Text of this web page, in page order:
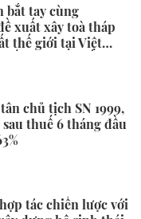
bắt tay cùng
xuất xây toà tháp
thế giới tại Việt
chủ tịch SN 1999,
sau thuế 6 tháng đầu
tác chiến lược với